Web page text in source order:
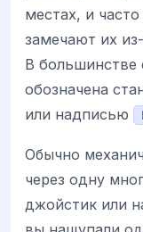
местах, и
замечают их
В большинстве
обозначена
или надписью
Обычно
через одну
джойстик или